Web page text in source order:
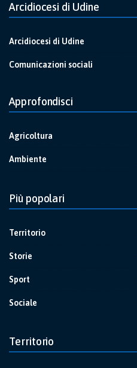
Arcidiocesi di Udine
Arcidiocesi di Udine
Comunicazioni sociali
Approfondisci
Agricoltura
Ambiente
Più popolari
Territorio
Storie
Sport
Sociale
Territorio